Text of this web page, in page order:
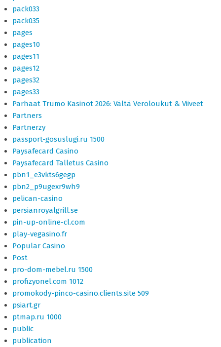
pack033
pack035
pages
pages10
pages11
pages12
pages32
pages33
Parhaat Trumo Kasinot 2026: Vältä Veroloukut & Viiveet
Partners
Partnerzy
passport-gosuslugi.ru 1500
Paysafecard Casino
Paysafecard Talletus Casino
pbn1_e3vkts6gegp
pbn2_p9ugexr9wh9
pelican-casino
persianroyalgrill.se
pin-up-online-cl.com
play-vegasino.fr
Popular Casino
Post
pro-dom-mebel.ru 1500
profizyonel.com 1012
promokody-pinco-casino.clients.site 509
psiart.gr
ptmap.ru 1000
public
publication